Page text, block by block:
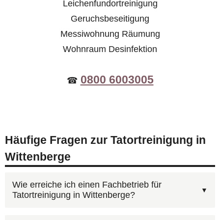
Leichenfundortreinigung
Geruchsbeseitigung
Messiwohnung Räumung
Wohnraum Desinfektion
☎ 0800 6003005
Häufige Fragen zur Tatortreinigung in
Wittenberge
Wie erreiche ich einen Fachbetrieb für
Tatortreinigung in Wittenberge?